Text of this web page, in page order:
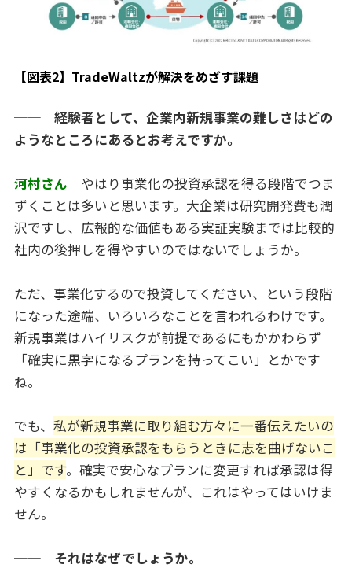
【図表2】TradeWaltzが解決をめざす課題
── 経験者として、企業内新規事業の難しさはどの
ようなところにあるとお考えですか。
河村さん やはり事業化の投資承認を得る段階でつま
ずくことは多いと思います。大企業は研究開発費も潤
沢ですし、広報的な価値もある実証実験までは比較的
社内の後押しを得やすいのではないでしょうか。
ただ、事業化するので投資してください、という段階
になった途端、いろいろなことを言われるわけです。
新規事業はハイリスクが前提であるにもかかわらず
「確実に黒字になるプランを持ってこい」とかです
ね。
でも、 私が新規事業に取り組む方々に一番伝えたいの
は「事業化の投資承認をもらうときに志を曲げないこ
と」です。確実で安心なプランに変更すれば承認は得
やすくなるかもしれませんが、これはやってはいけま
せん。
── それはなぜでしょうか。